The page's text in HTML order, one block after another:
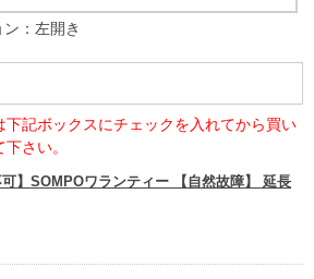
：左開き
下記ボックスにチェックを入れてから買い
さい。
可】SOMPOワランティー 【自然故障】 延長